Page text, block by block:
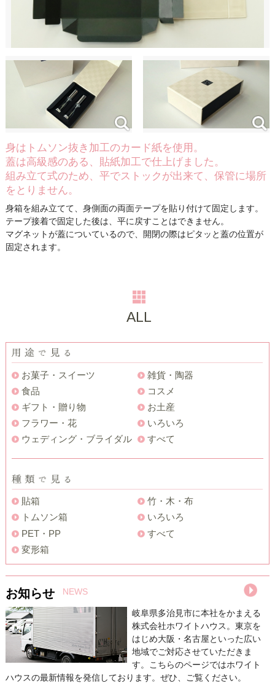
身はトムソン抜き加工のカード紙を使用。
蓋は高級感のある、貼紙加工で仕上げました。
組み立て式のため、平でストックが出来て、保管に場所
をとりません。
身箱を組み立てて、身側面の両面テープを貼り付けて固定します。
テープ接着で固定した後は、平に戻すことはできません。
マグネットが蓋についているので、開閉の際はピタッと蓋の位置が
固定されます。
ALL
お菓子・スイーツ
食品
ギフト・贈り物
フラワー・花
ウェディング・ブライダル
雑貨・陶器
コスメ
お土産
いろいろ
すべて
貼箱
トムソン箱
PET・PP
変形箱
竹・木・布
いろいろ
すべて
お知らせ NEWS
岐阜県多治見市に本社をかまえる
株式会社ホワイトハウス。東京を
はじめ大阪・名古屋といった広い
地域でご対応させていただきま
す。こちらのページではホワイト
ハウスの最新情報を発信しております。ぜひ、ご覧ください。